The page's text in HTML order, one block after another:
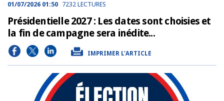
01/07/2026 01:50 7232 LECTURES
Présidentielle 2027 : Les dates sont choisies et
la fin de campagne sera inédite...
IMPRIMER L'ARTICLE